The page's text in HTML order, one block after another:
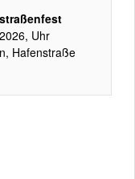
Uhr
Hafenstraße